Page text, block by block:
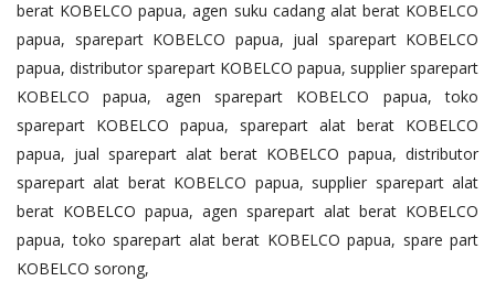
berat KOBELCO papua, agen suku cadang alat berat KOBELCO
papua, sparepart KOBELCO papua, jual sparepart KOBELCO
papua, distributor sparepart KOBELCO papua, supplier sparepart
KOBELCO papua, agen sparepart KOBELCO papua, toko
sparepart KOBELCO papua, sparepart alat berat KOBELCO
papua, jual sparepart alat berat KOBELCO papua, distributor
sparepart alat berat KOBELCO papua, supplier sparepart alat
berat KOBELCO papua, agen sparepart alat berat KOBELCO
papua, toko sparepart alat berat KOBELCO papua, spare part
KOBELCO sorong,